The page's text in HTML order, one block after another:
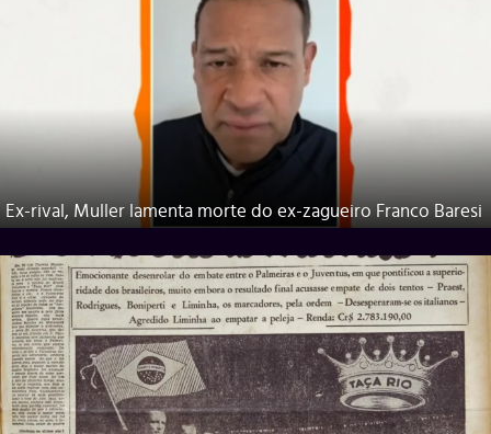
Ex-rival, Muller lamenta morte do ex-zagueiro Franco Baresi